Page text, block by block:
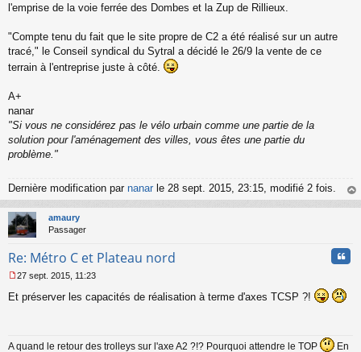
u
l'emprise de la voie ferrée des Dombes et la Zup de Rillieux.
"Compte tenu du fait que le site propre de C2 a été réalisé sur un autre
tracé," le Conseil syndical du Sytral a décidé le 26/9 la vente de ce
terrain à l'entreprise juste à côté.
A+
nanar
"Si vous ne considérez pas le vélo urbain comme une partie de la
solution pour l'aménagement des villes, vous êtes une partie du
problème."
Dernière modification par nanar le 28 sept. 2015, 23:15, modifié 2 fois.
au
amaury
Passager
Re: Métro C et Plateau nord
e
g
27 sept. 2015, 11:23
Et préserver les capacités de réalisation à terme d'axes TCSP ?!
A quand le retour des trolleys sur l'axe A2 ?!? Pourquoi attendre le TOP En